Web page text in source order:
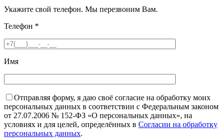
Укажите свой телефон. Мы перезвоним Вам.
Телефон *
Имя
Отправляя форму, я даю своё согласие на обработку моих
персональных данных в соответствии с Федеральным законом
от 27.07.2006 № 152-ФЗ «О персональных данных», на
условиях и для целей, определённых в Согласии на обработку
персональных данных.